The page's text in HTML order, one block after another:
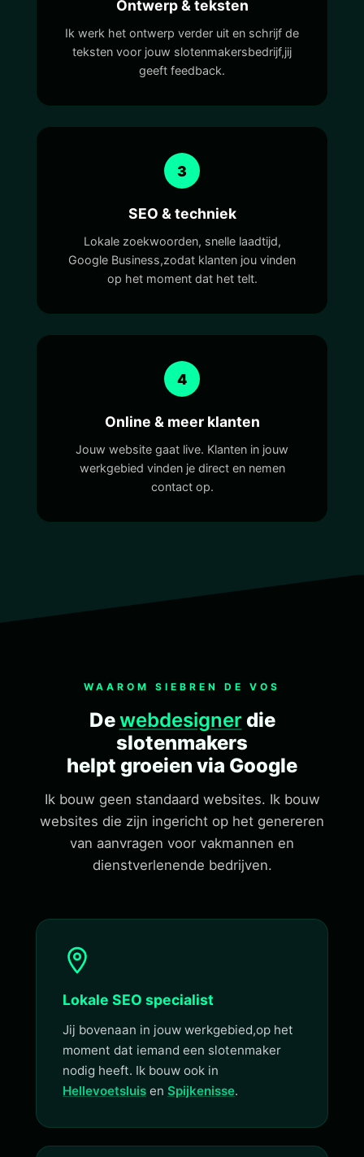
Ontwerp & teksten
Ik werk het ontwerp verder uit en schrijf de
teksten voor jouw slotenmakersbedrijf,jij
geeft feedback.
3
SEO & techniek
Lokale zoekwoorden, snelle laadtijd,
Google Business,zodat klanten jou vinden
op het moment dat het telt.
4
Online & meer klanten
Jouw website gaat live. Klanten in jouw
werkgebied vinden je direct en nemen
contact op.
WAAROM SIEBREN DE VOS
Dewebdesigner die
slotenmakers
helpt groeien via Google
Ik bouw geen standaard websites. Ik bouw
websites die zijn ingericht op het genereren
van aanvragen voor vakmannen en
dienstverlenende bedrijven.
Lokale SEO specialist
Jij bovenaan in jouw werkgebied,op het
moment dat iemand een slotenmaker
nodig heeft. Ik bouw ook in
Hellevoetsluis en Spijkenisse.